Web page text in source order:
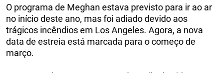
O programa de Meghan estava previsto para ir ao ar
no início deste ano, mas foi adiado devido aos
trágicos incêndios em Los Angeles. Agora, a nova
data de estreia está marcada para o começo de
março.